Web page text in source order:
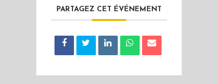
PARTAGEZ CET ÉVÉNEMENT